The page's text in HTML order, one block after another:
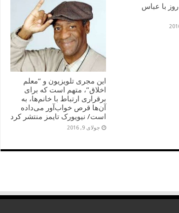
خاطرۀ 10 روز با عباس
این مجری تلویزیون و “معلم
اخلاق”، متهم است که برای
برقراری ارتباط با خانم‌ها، به
آن‌ها قرص خواب‌آور می‌داده
است/ نیویورک تایمز منتشر کرد
جولای 9, 2016